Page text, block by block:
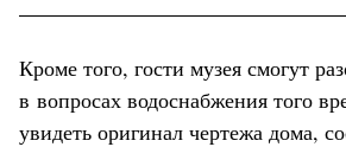
Кроме того, гости музея смогут
в вопросах водоснабжения того
увидеть оригинал чертежа дома,